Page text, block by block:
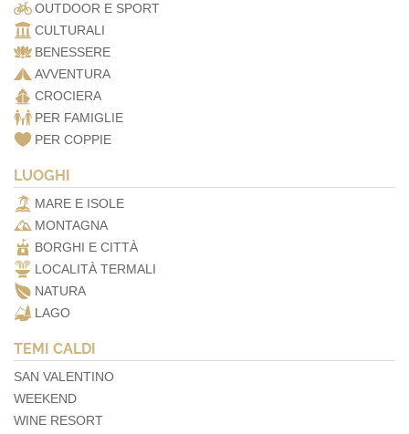
OUTDOOR E SPORT
CULTURALI
BENESSERE
AVVENTURA
CROCIERA
PER FAMIGLIE
PER COPPIE
LUOGHI
MARE E ISOLE
MONTAGNA
BORGHI E CITTÀ
LOCALITÀ TERMALI
NATURA
LAGO
TEMI CALDI
SAN VALENTINO
WEEKEND
WINE RESORT